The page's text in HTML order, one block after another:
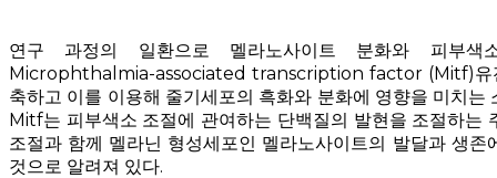
연구 과정의 일환으로 멜라노사이트 분화와 피부색
Microphthalmia-associated transcription factor (Mitf)유
축하고 이를 이용해 줄기세포의 흑화와 분화에 영향을 미치는
Mitf는 피부색소 조절에 관여하는 단백질의 발현을 조절하는
조절과 함께 멜라닌 형성세포인 멜라노사이트의 발달과 생존
것으로 알려져 있다.